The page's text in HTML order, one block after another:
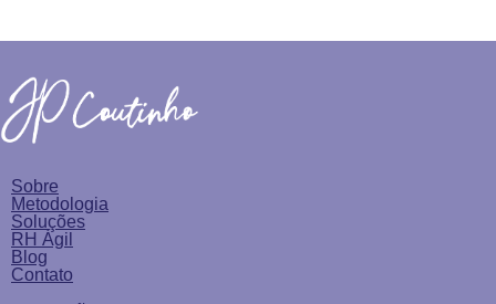
Sobre
Metodologia
Soluções
RH Ágil
Blog
Contato